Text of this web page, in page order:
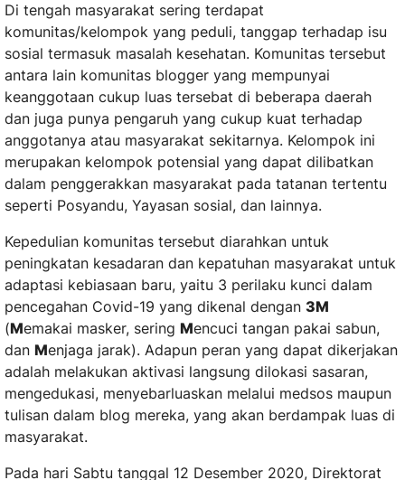
Di tengah masyarakat sering terdapat
komunitas/kelompok yang peduli, tanggap terhadap isu
sosial termasuk masalah kesehatan. Komunitas tersebut
antara lain komunitas blogger yang mempunyai
keanggotaan cukup luas tersebat di beberapa daerah
dan juga punya pengaruh yang cukup kuat terhadap
anggotanya atau masyarakat sekitarnya. Kelompok ini
merupakan kelompok potensial yang dapat dilibatkan
dalam penggerakkan masyarakat pada tatanan tertentu
seperti Posyandu, Yayasan sosial, dan lainnya.
Kepedulian komunitas tersebut diarahkan untuk
peningkatan kesadaran dan kepatuhan masyarakat untuk
adaptasi kebiasaan baru, yaitu 3 perilaku kunci dalam
pencegahan Covid-19 yang dikenal dengan 3M
(Memakai masker, sering Mencuci tangan pakai sabun,
dan Menjaga jarak). Adapun peran yang dapat dikerjakan
adalah melakukan aktivasi langsung dilokasi sasaran,
mengedukasi, menyebarluaskan melalui medsos maupun
tulisan dalam blog mereka, yang akan berdampak luas di
masyarakat.
Pada hari Sabtu tanggal 12 Desember 2020, Direktorat